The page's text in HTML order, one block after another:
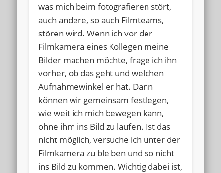
was mich beim fotografieren stört,
auch andere, so auch Filmteams,
stören wird. Wenn ich vor der
Filmkamera eines Kollegen meine
Bilder machen möchte, frage ich ihn
vorher, ob das geht und welchen
Aufnahmewinkel er hat. Dann
können wir gemeinsam festlegen,
wie weit ich mich bewegen kann,
ohne ihm ins Bild zu laufen. Ist das
nicht möglich, versuche ich unter der
Filmkamera zu bleiben und so nicht
ins Bild zu kommen. Wichtig dabei ist,